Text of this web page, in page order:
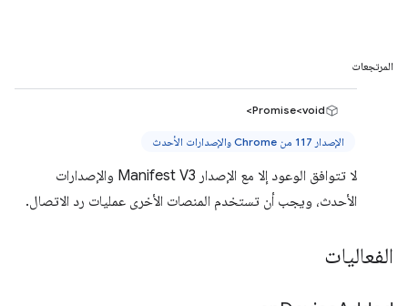
المرتجعات
Promise<void>
الإصدار 117 من Chrome والإصدارات الأحدث
لا تتوافق الوعود إلا مع الإصدار Manifest V3 والإصدارات
الأحدث، ويجب أن تستخدم المنصات الأخرى عمليات رد الاتصال.
الفعاليات